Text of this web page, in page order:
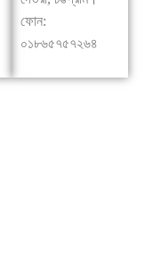
ফোন:
০১৮৬৫৭৫৭২৬৪